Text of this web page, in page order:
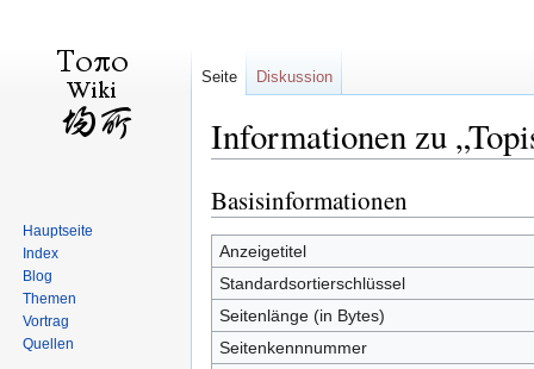
Informationen zu
Zur
Navigation
springen
Zur
Suche
springen
Basisinformationen
Anzeigetitel
Standardsortierschlüssel
Seitenlänge (in Bytes)
Seitenkennnummer
Seite Diskussion
Hauptseite
Index
Blog
Themen
Vortrag
Quellen